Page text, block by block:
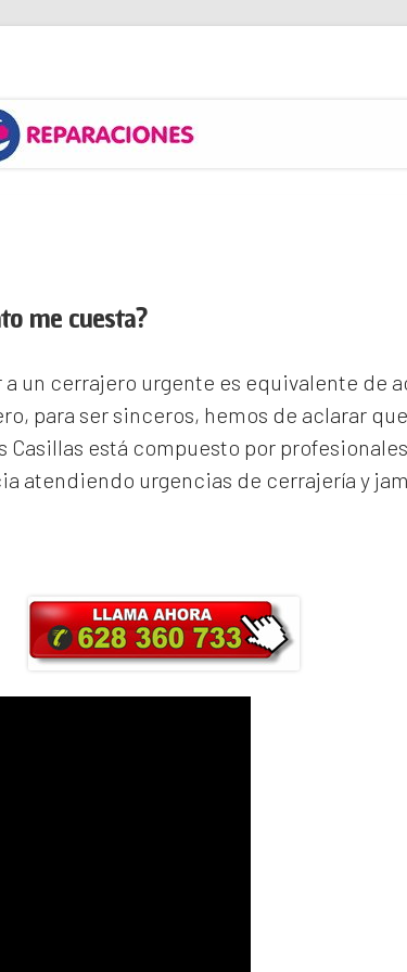
me cuesta?
un cerrajero urgente es equivalente de
para ser sinceros, hemos de aclarar
Casillas está compuesto por
atendiendo urgencias de cerrajería y